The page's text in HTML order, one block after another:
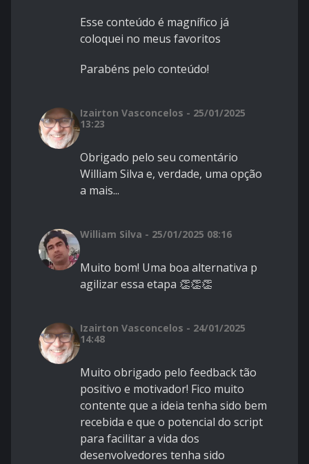
Esse conteúdo é magnífico já
coloquei no meus favoritos
Parabéns pelo conteúdo!
Izairton Vasconcelos - 25/01/2025
13:23
Obrigado pelo seu comentário
William Silva e, verdade, uma opção
a mais...
William Silva - 25/01/2025 08:16
Muito bom! Uma boa alternativa p
agilizar essa etapa 👏👏👏
Izairton Vasconcelos - 24/01/2025
14:48
Muito obrigado pelo feedback tão
positivo e motivador! Fico muito
contente que a ideia tenha sido bem
recebida e que o potencial do script
para facilitar a vida dos
desenvolvedores tenha sido